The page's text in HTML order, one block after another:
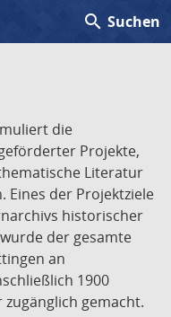
search Suchen
die
Projekte,
Literatur
Eines der Projektziele
historischer
der gesamte
an
1900
gemacht.